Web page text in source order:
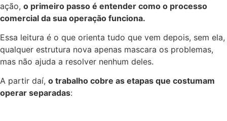
ação, o primeiro passo é entender como o processo
comercial da sua operação funciona.
Essa leitura é o que orienta tudo que vem depois, sem ela,
qualquer estrutura nova apenas mascara os problemas,
mas não ajuda a resolver nenhum deles.
A partir daí, o trabalho cobre as etapas que costumam
operar separadas: